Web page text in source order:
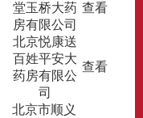
堂玉桥大药
房有限公司
查看
北京悦康送
百姓平安大
药房有限公
司
查看
北京市顺义